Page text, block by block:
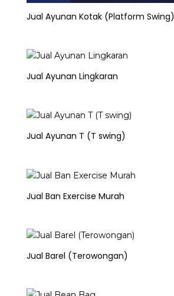
Jual Ayunan Kotak (Platform Swing)
Jual Ayunan Lingkaran
Jual Ayunan T (T swing)
Jual Ban Exercise Murah
Jual Barel (Terowongan)